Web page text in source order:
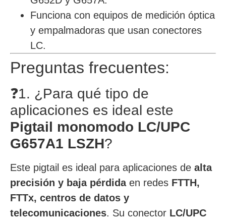
Funciona con equipos de medición óptica
y empalmadoras que usan conectores
LC.
Preguntas frecuentes:
❓1. ¿Para qué tipo de
aplicaciones es ideal este
Pigtail monomodo LC/UPC
G657A1 LSZH?
Este pigtail es ideal para aplicaciones de alta
precisión y baja pérdidaen redes FTTH,
FTTx, centros de datos y
telecomunicaciones. Su conector LC/UPC